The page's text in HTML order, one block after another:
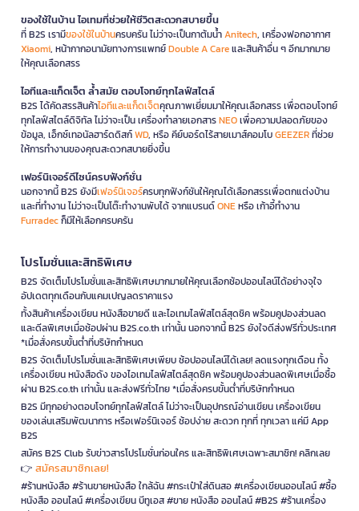
ของใช้ในบ้าน ไอเทมที่ช่วยให้ชีวิตสะดวกสบายขึ้น
ที่ B2S เรามีของใช้ในบ้านครบครัน ไม่ว่าจะเป็นกาต้มน้ำAnitech, เครื่องฟอกอากาศ
Xiaomi, หน้ากากอนามัยทางการแพทย์Double A Careและสินค้าอื่น ๆ อีกมากมาย
ให้คุณเลือกสรร
ไอทีและแก็ดเจ็ต ล้ำสมัย ตอบโจทย์ทุกไลฟ์สไตล์
B2S ได้คัดสรรสินค้าไอทีและแก็ดเจ็ตคุณภาพเยี่ยมมาให้คุณเลือกสรร เพื่อตอบโจทย์
ทุกไลฟ์สไตล์ดิจิทัล ไม่ว่าจะเป็น เครื่องทำลายเอกสารNEOเพื่อความปลอดภัยของ
ข้อมูล, เอ็กซ์เทอนัลฮาร์ดดิสก์WD, หรือ คีย์บอร์ดไร้สายเมาส์คอมโบGEEZERที่ช่วย
ให้การทำงานของคุณสะดวกสบายยิ่งขึ้น
เฟอร์นิเจอร์ดีไซน์ครบฟังก์ชั่น
นอกจากนี้ B2S ยังมีเฟอร์นิเจอร์ครบทุกฟังก์ชันให้คุณได้เลือกสรรเพื่อตกแต่งบ้าน
และที่ทำงาน ไม่ว่าจะเป็นโต๊ะทำงานพับได้ จากแบรนด์ONEหรือ เก้าอี้ทำงาน
Furradecก็มีให้เลือกครบครัน
โปรโมชั่นและสิทธิพิเศษ
B2S จัดเต็มโปรโมชั่นและสิทธิพิเศษมากมายให้คุณเลือกช้อปออนไลน์ได้อย่างจุใจ
อัปเดตทุกเดือนกับแคมเปญลดราคาแรง
ทั้งสินค้าเครื่องเขียน หนังสือขายดี และไอเทมไลฟ์สไตล์สุดชิค พร้อมคูปองส่วนลด
และดีลพิเศษเมื่อช้อปผ่าน B2S.co.th เท่านั้น นอกจากนี้ B2S ยังใจดีส่งฟรีทั่วประเทศ
*เมื่อสั่งครบขั้นต่ำที่บริษัทกำหนด
B2S จัดเต็มโปรโมชั่นและสิทธิพิเศษเพียบ ช้อปออนไลน์ได้เลย! ลดแรงทุกเดือน ทั้ง
เครื่องเขียน หนังสือดัง ของไอเทมไลฟ์สไตล์สุดชิค พร้อมคูปองส่วนลดพิเศษเมื่อซื้อ
ผ่าน B2S.co.th เท่านั้น และส่งฟรีทั่วไทย *เมื่อสั่งครบขั้นต่ำที่บริษัทกำหนด
B2S มีทุกอย่างตอบโจทย์ทุกไลฟ์สไตล์ ไม่ว่าจะเป็นอุปกรณ์อ่านเขียน เครื่องเขียน
ของเล่นเสริมพัฒนาการ หรือเฟอร์นิเจอร์ ช้อปง่าย สะดวก ทุกที่ ทุกเวลา แค่มี App
B2S
สมัคร B2S Club รับข่าวสารโปรโมชั่นก่อนใคร และสิทธิพิเศษเฉพาะสมาชิก! คลิกเลย
👉 สมัครสมาชิกเลย!
#ร้านหนังสือ #ร้านขายหนังสือ ใกล้ฉัน #กระเป๋าใส่ดินสอ #เครื่องเขียนออนไลน์ #ซื้อ
หนังสือ ออนไลน์ #เครื่องเขียน บีทูเอส #ขาย หนังสือ ออนไลน์ #B2S #ร้านเครื่อง